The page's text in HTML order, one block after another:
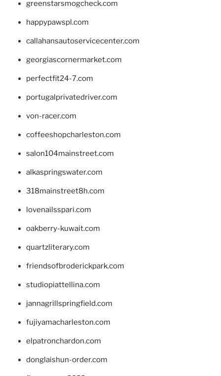
greenstarsmogcheck.com
happypawspl.com
callahansautoservicecenter.com
georgiascornermarket.com
perfectfit24-7.com
portugalprivatedriver.com
von-racer.com
coffeeshopcharleston.com
salon104mainstreet.com
alkaspringswater.com
318mainstreet8h.com
lovenailsspari.com
oakberry-kuwait.com
quartzliterary.com
friendsofbroderickpark.com
studiopiattellina.com
jannagrillspringfield.com
fujiyamacharleston.com
elpatronchardon.com
donglaishun-order.com